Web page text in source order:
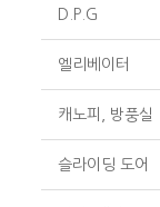
D.P.G
엘리베이터
캐노피, 방풍실
슬라이딩 도어